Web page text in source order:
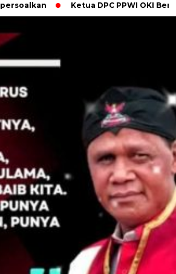
Ketua DPC PPWI OKI Bersama Pengurus